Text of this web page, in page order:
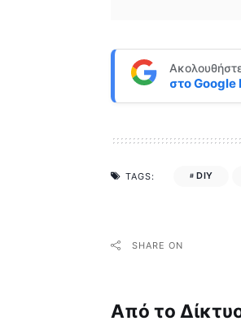
στοGoogle
TAGS: DIY
SHARE ON
Από το